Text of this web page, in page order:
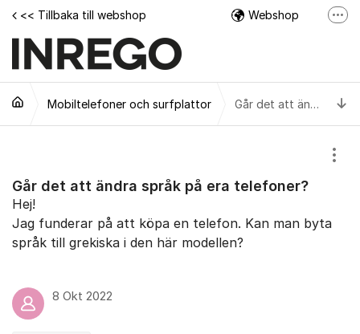
Hoppa till innehåll
<< Tillbaka till webshop Webshop
Tech Support Video
Mobiltelefoner och surfplattor Går det att ändra språk på era telefoner?
Går det att ändra språk på era telefoner?
Hej!
Jag funderar på att köpa en telefon. Kan man byta
språk till grekiska i den här modellen?
8 Okt 2022